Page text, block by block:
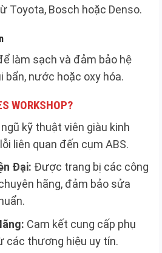
Toyota, Bosch hoặc Denso.
làm sạch và đảm bảo hệ
bẩn, nước hoặc oxy hóa.
WORKSHOP?
kỹ thuật viên giàu kinh
liên quan đến cụm ABS.
Đại: Được trang bị các công
hãng, đảm bảo sửa
Cam kết cung cấp phụ
các thương hiệu uy tín.